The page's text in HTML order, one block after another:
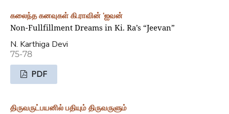
கலைந்த கனவுகள் கி.ராவின் ‘ஐவன்
Non-Fullfillment Dreams in Ki. Ra’s “Jeevan”
N. Karthiga Devi
75-78
PDF
திருவருட்பயனில் பதியும் திருவருளும்